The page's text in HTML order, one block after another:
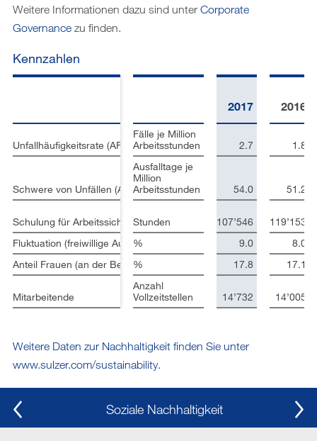
Weitere Informationen dazu sind unter Corporate
Governance zu finden.
Kennzahlen
2017 2016
Fälle je Million
Arbeitsstunden
2.7
1.8
Ausfalltage je
Million
Arbeitsstunden
54.0 51.2
Stunden 107’546
119’153
%
9.0
8.0
%
17.8
17.1
Anzahl
Vollzeitstellen
14’732 14’005
Unfallhäufigkeitsrate (AFR)
Schwere von Unfällen (ASR)
Schulung für Arbeitssicherheit und Gesundheitsschutz
Fluktuation (freiwillige Austritte)
Anteil Frauen (an der Belegschaft)
Mitarbeitende
Weitere Daten zur Nachhaltigkeit finden Sie unter
www.sulzer.com/sustainability.
Soziale Nachhaltigkeit